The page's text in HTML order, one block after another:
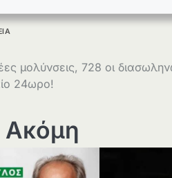
μολύνσεις, 728 οι
24ωρο!
Ακόμη